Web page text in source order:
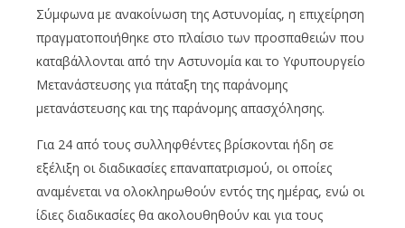
Σύμφωνα με ανακοίνωση της Αστυνομίας, η επιχείρηση
πραγματοποιήθηκε στο πλαίσιο των προσπαθειών που
καταβάλλονται από την Αστυνομία και το Υφυπουργείο
Μετανάστευσης για πάταξη της παράνομης
μετανάστευσης και της παράνομης απασχόλησης.
Για 24 από τους συλληφθέντες βρίσκονται ήδη σε
εξέλιξη οι διαδικασίες επαναπατρισμού, οι οποίες
αναμένεται να ολοκληρωθούν εντός της ημέρας, ενώ οι
ίδιες διαδικασίες θα ακολουθηθούν και για τους